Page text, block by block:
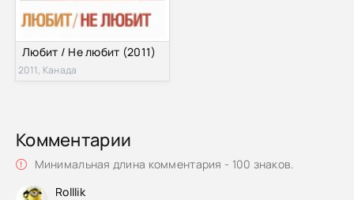
Любит / Не любит (2011)
2011, Канада
Комментарии
Минимальная длина комментария - 100 знаков.
Rolllik